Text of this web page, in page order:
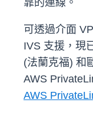
靠的連線。
可透過介面
IVS 支援，現
(法蘭克福) 和
AWS
AWS